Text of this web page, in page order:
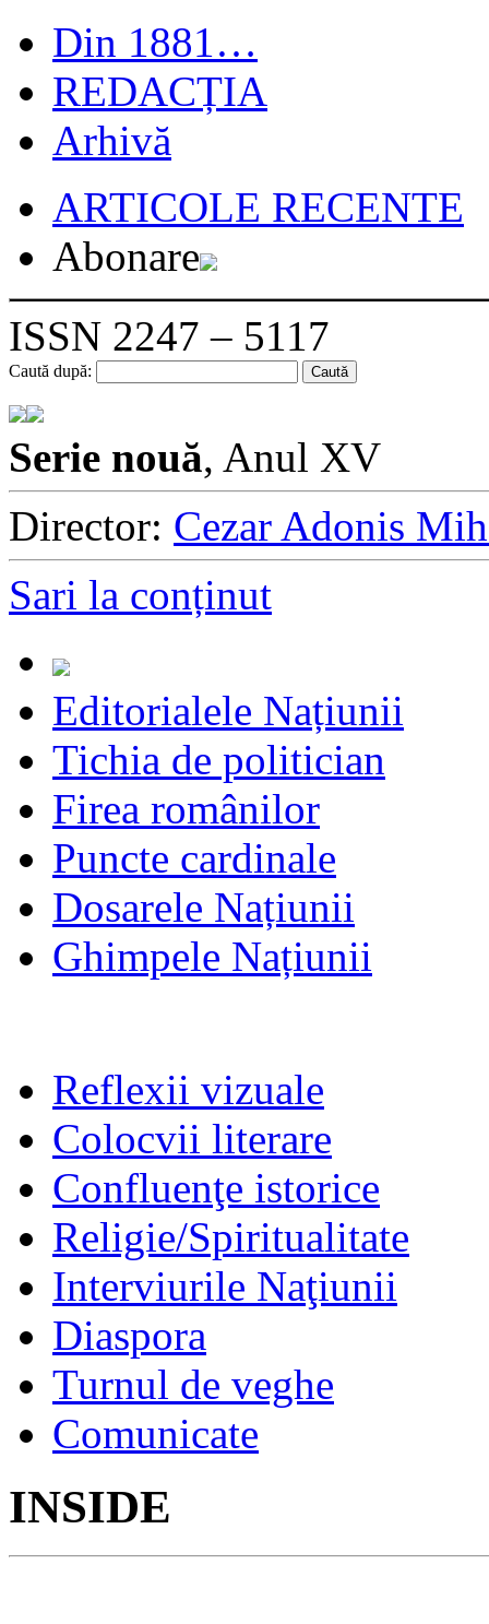
Din 1881…
REDACȚIA
Arhivă
ARTICOLE RECENTE
Abonare
ISSN 2247 – 5117
Caută după:
Serie nouă, Anul XV
Director: Cezar Adonis
Sari la conținut
Editorialele Națiunii
Tichia de politician
Firea românilor
Puncte cardinale
Dosarele Națiunii
Ghimpele Națiunii
Reflexii vizuale
Colocvii literare
Confluenţe istorice
Religie/Spiritualitate
Interviurile Naţiunii
Diaspora
Turnul de veghe
Comunicate
INSIDE